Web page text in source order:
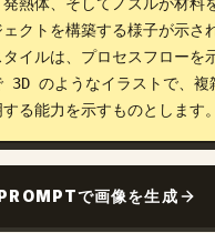
クトを構築する様子が示さ
イルは、プロセスフローを
3D のようなイラストで、複
する能力を示すものとしま
で画像を生成